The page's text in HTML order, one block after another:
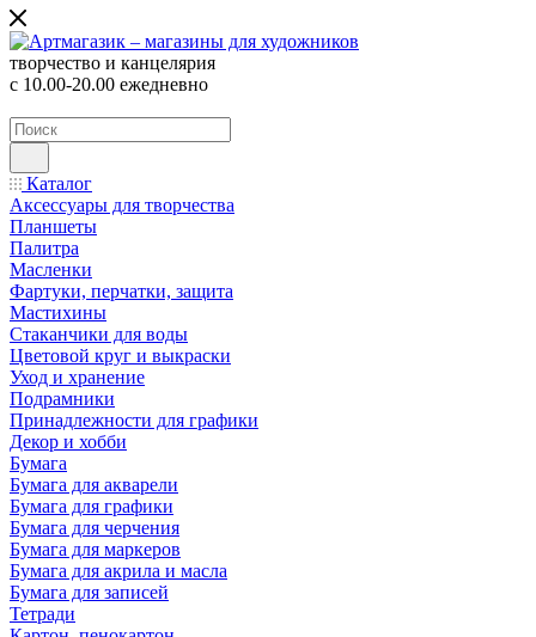
творчество и канцелярия
с 10.00-20.00 ежедневно
Каталог
Аксессуары для творчества
Планшеты
Палитра
Масленки
Фартуки, перчатки, защита
Мастихины
Стаканчики для воды
Цветовой круг и выкраски
Уход и хранение
Подрамники
Принадлежности для графики
Декор и хобби
Бумага
Бумага для акварели
Бумага для графики
Бумага для черчения
Бумага для маркеров
Бумага для акрила и масла
Бумага для записей
Тетради